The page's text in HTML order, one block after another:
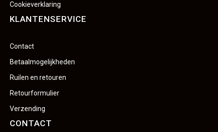
Cookieverklaring
KLANTENSERVICE
Contact
Betaalmogelijkheden
Ruilen en retouren
Retourformulier
Verzending
CONTACT